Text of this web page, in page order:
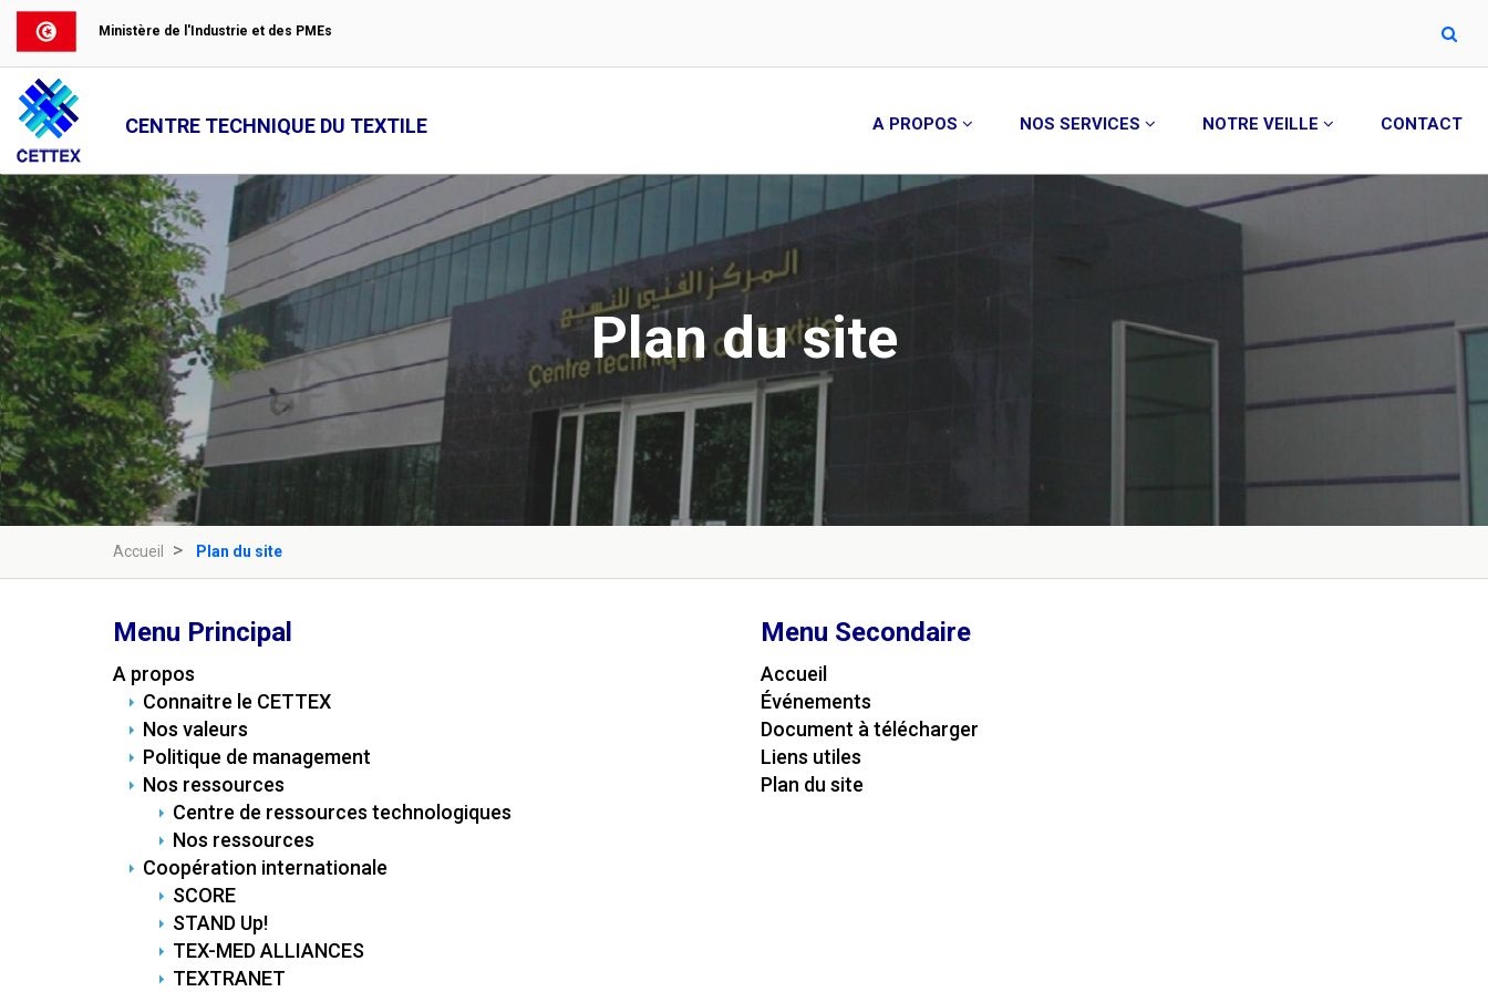
Ministère de l'Industrie et des PMEs
CENTRE TECHNIQUE DU TEXTILE A PROPOS NOS SERVICES NOTRE VEILLE CONTACT
Plan du site
Accueil Plan du site
Menu Principal
A propos
Connaitre le CETTEX
Nos valeurs
Politique de management
Nos ressources
Centre de ressources technologiques
Nos ressources
Coopération internationale
SCORE
STAND Up!
TEX-MED ALLIANCES
TEXTRANET
Menu Secondaire
Accueil
Événements
Document à télécharger
Liens utiles
Plan du site